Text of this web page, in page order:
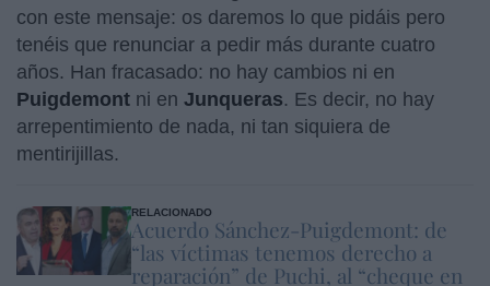
con este mensaje: os daremos lo que pidáis pero
tenéis que renunciar a pedir más durante cuatro
años. Han fracasado: no hay cambios ni en
Puigdemont ni en Junqueras. Es decir, no hay
arrepentimiento de nada, ni tan siquiera de
mentirijillas.
RELACIONADO
Acuerdo Sánchez-Puigdemont: de
“las víctimas tenemos derecho a
reparación” de Puchi, al “cheque en